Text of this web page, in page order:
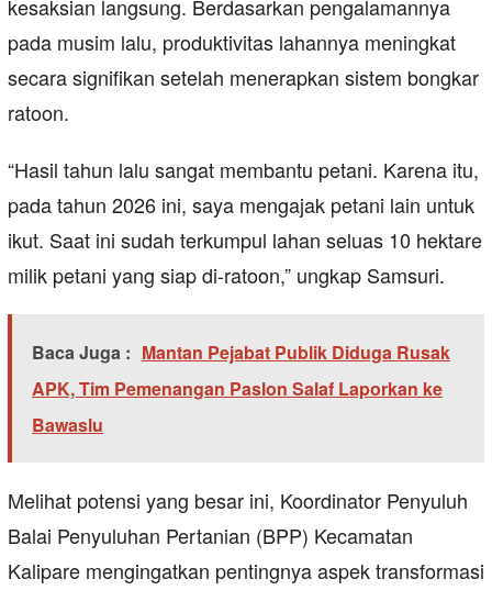
kesaksian langsung. Berdasarkan pengalamannya
pada musim lalu, produktivitas lahannya meningkat
secara signifikan setelah menerapkan sistem bongkar
ratoon.
“Hasil tahun lalu sangat membantu petani. Karena itu,
pada tahun 2026 ini, saya mengajak petani lain untuk
ikut. Saat ini sudah terkumpul lahan seluas 10 hektare
milik petani yang siap di-ratoon,” ungkap Samsuri.
Baca Juga : Mantan Pejabat Publik Diduga Rusak
APK, Tim Pemenangan Paslon Salaf Laporkan ke
Bawaslu
Melihat potensi yang besar ini, Koordinator Penyuluh
Balai Penyuluhan Pertanian (BPP) Kecamatan
Kalipare mengingatkan pentingnya aspek transformasi